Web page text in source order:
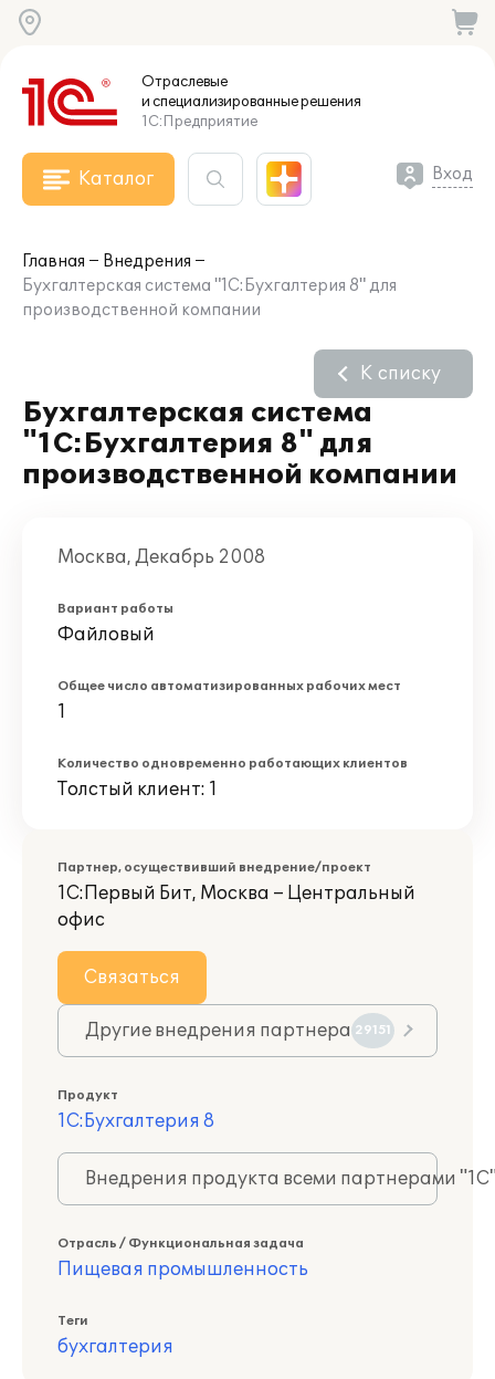
Отраслевые
и специализированныерешения
1С:Предприятие
Каталог Вход
Главная
Внедрения
Бухгалтерская система "1С:Бухгалтерия 8" для
производственной компании
Бухгалтерская система
"1С:Бухгалтерия 8" для
производственной компании
К списку
Москва, Декабрь 2008
Вариант работы
Файловый
Общее число автоматизированных рабочих мест
1
Количество одновременно работающих клиентов
Толстый клиент: 1
Партнер, осуществивший внедрение/проект
1С:Первый Бит, Москва – Центральный
офис
Связаться
Другие внедрения партнера 29151
Продукт
1С:Бухгалтерия 8
Внедрения продукта всеми партнерами
Отрасль / Функциональная задача
Пищевая промышленность
Теги
бухгалтерия